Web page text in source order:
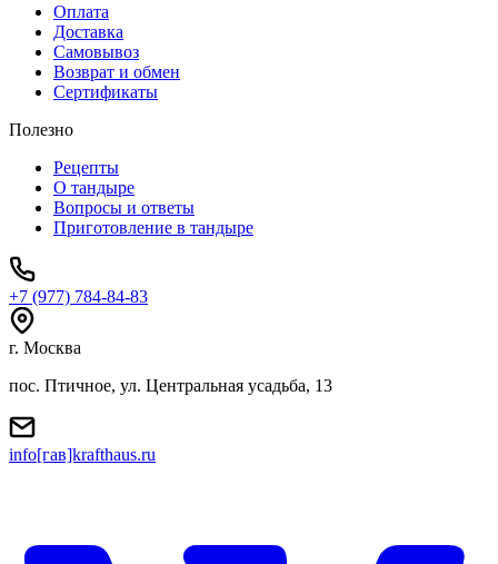
Оплата
Доставка
Самовывоз
Возврат и обмен
Сертификаты
Полезно
Рецепты
О тандыре
Вопросы и ответы
Приготовление в тандыре
+7 (977) 784-84-83
г. Москва
пос. Птичное, ул. Центральная усадьба, 13
info[гав]krafthaus.ru